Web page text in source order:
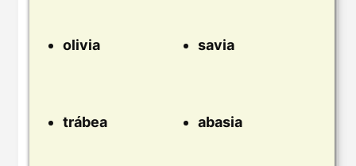
olivia savia
trábea abasia